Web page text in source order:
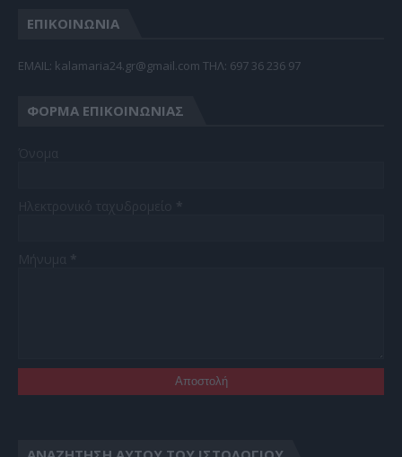
ΕΠΙΚΟΙΝΩΝΙΑ
EMAIL: kalamaria24.gr@gmail.com TΗΛ: 697 36 236 97
ΦΌΡΜΑ ΕΠΙΚΟΙΝΩΝΊΑΣ